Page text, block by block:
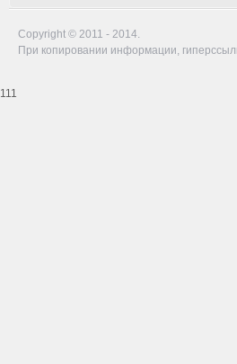
Copyright © 2011 - 2014.
При копировании информации,
111